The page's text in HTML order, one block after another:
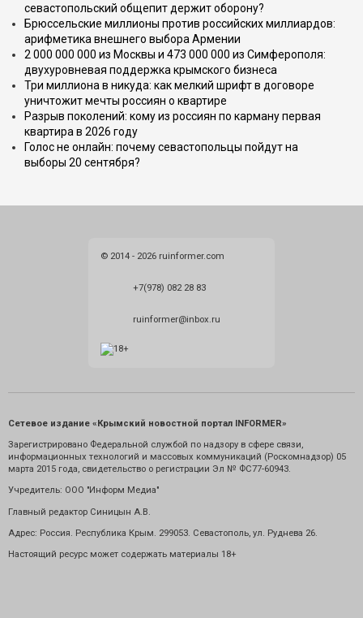
севастопольский общепит держит оборону?
Брюссельские миллионы против российских миллиардов:
арифметика внешнего выбора Армении
2 000 000 000 из Москвы и 473 000 000 из Симферополя:
двухуровневая поддержка крымского бизнеса
Три миллиона в никуда: как мелкий шрифт в договоре
уничтожит мечты россиян о квартире
Разрыв поколений: кому из россиян по карману первая
квартира в 2026 году
Голос не онлайн: почему севастопольцы пойдут на
выборы 20 сентября?
© 2014 - 2026 ruinformer.com
+7(978) 082 28 83
ruinformer@inbox.ru
Сетевое издание «Крымский новостной портал INFORMER»
Зарегистрировано Федеральной службой по надзору в сфере связи,
информационных технологий и массовых коммуникаций (Роскомнадзор) 05
марта 2015 года, свидетельство о регистрации Эл № ФС77-60943.
Учредитель: ООО "Информ Медиа"
Главный редактор Синицын А.В.
Адрес: Россия. Республика Крым. 299053. Севастополь, ул. Руднева 26.
Настоящий ресурс может содержать материалы 18+